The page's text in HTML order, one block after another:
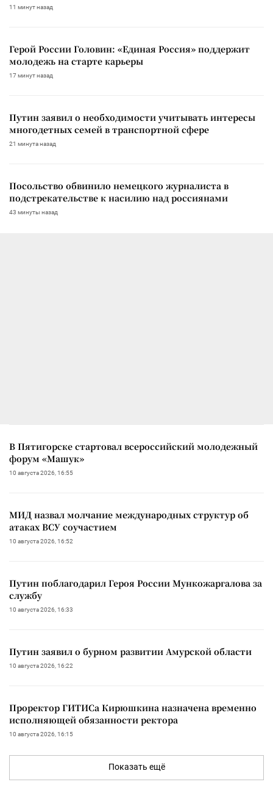
11 минут назад
Герой России Головин: «Единая Россия» поддержит
молодежь на старте карьеры
17 минут назад
Путин заявил о необходимости учитывать интересы
многодетных семей в транспортной сфере
21 минута назад
Посольство обвинило немецкого журналиста в
подстрекательстве к насилию над россиянами
43 минуты назад
В Пятигорске стартовал всероссийский молодежный
форум «Машук»
10 августа 2026, 16:55
МИД назвал молчание международных структур об
атаках ВСУ соучастием
10 августа 2026, 16:52
Путин поблагодарил Героя России Мункожаргалова за
службу
10 августа 2026, 16:33
Путин заявил о бурном развитии Амурской области
10 августа 2026, 16:22
Проректор ГИТИСа Кирюшкина назначена временно
исполняющей обязанности ректора
10 августа 2026, 16:15
Показать ещё